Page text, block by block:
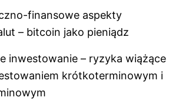
finansowe aspekty
– bitcoin jako pieniądz
inwestowanie – ryzyka wiążące
krótkoterminowym i